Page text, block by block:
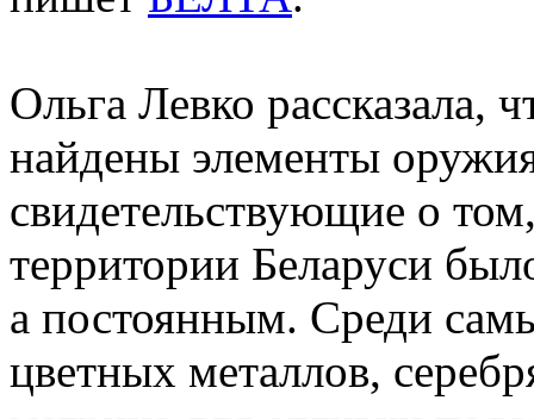
Ольга Левко рассказала,
найдены элементы
свидетельствующие о
территории Беларуси
а постоянным. Среди
цветных металлов,